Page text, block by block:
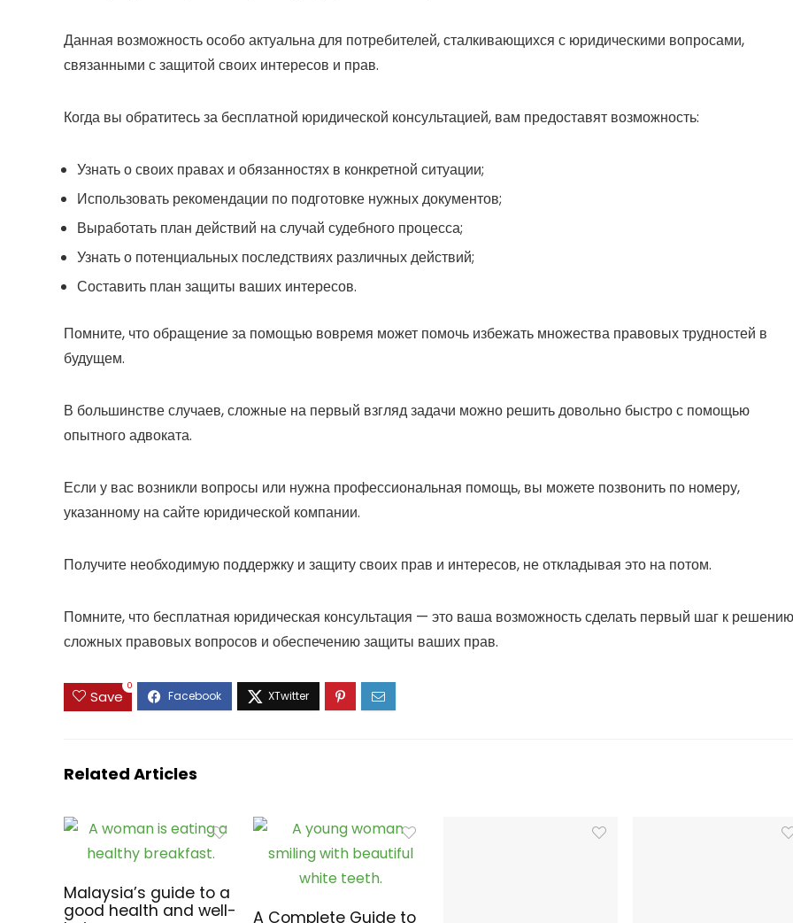
Данная возможность особо актуальна для потребителей, сталкивающихся с юридическими вопросами,
связанными с защитой своих интересов и прав.
Когда вы обратитесь за бесплатной юридической консультацией, вам предоставят возможность:
Узнать о своих правах и обязанностях в конкретной ситуации;
Использовать рекомендации по подготовке нужных документов;
Выработать план действий на случай судебного процесса;
Узнать о потенциальных последствиях различных действий;
Составить план защиты ваших интересов.
Помните, что обращение за помощью вовремя может помочь избежать множества правовых трудностей в
будущем.
В большинстве случаев, сложные на первый взгляд задачи можно решить довольно быстро с помощью
опытного адвоката.
Если у вас возникли вопросы или нужна профессиональная помощь, вы можете позвонить по номеру,
указанному на сайте юридической компании.
Получите необходимую поддержку и защиту своих прав и интересов, не откладывая это на потом.
Помните, что бесплатная юридическая консультация — это ваша возможность сделать первый шаг к решению
сложных правовых вопросов и обеспечению защиты ваших прав.
Save
0
Related Articles
Malaysia’s guide to a
good health and well-
A Complete Guide to